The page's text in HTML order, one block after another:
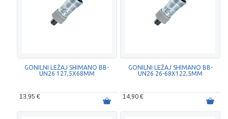
GONILNI LEŽAJ SHIMANO BB-
UN26 127,5X68MM
13,95 €
GONILNI LEŽAJ SHIMANO BB-
UN26 26-68X122,5MM
14,90 €